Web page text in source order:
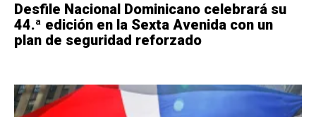
Desfile Nacional Dominicano celebrará su
44.ª edición en la Sexta Avenida con un
plan de seguridad reforzado